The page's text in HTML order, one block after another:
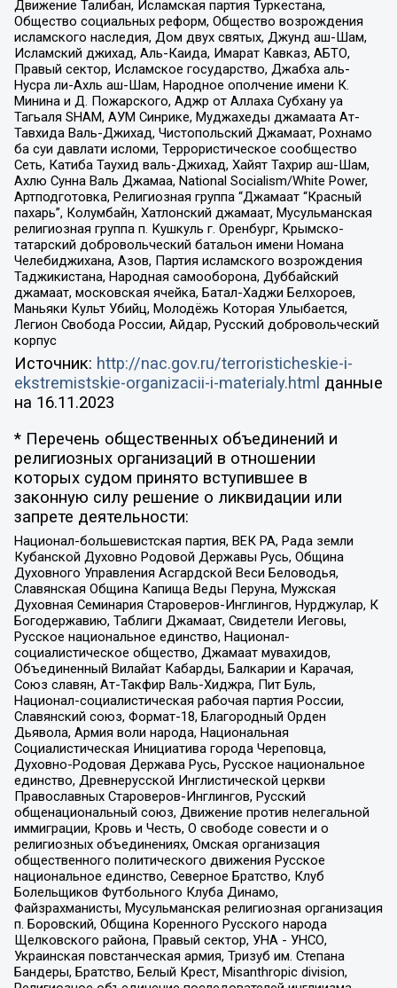
Движение Талибан, Исламская партия Туркестана,
Общество социальных реформ, Общество возрождения
исламского наследия, Дом двух святых, Джунд аш-Шам,
Исламский джихад, Аль-Каида, Имарат Кавказ, АБТО,
Правый сектор, Исламское государство, Джабха аль-
Нусра ли-Ахль аш-Шам, Народное ополчение имени К.
Минина и Д. Пожарского, Аджр от Аллаха Субхану уа
Тагьаля SHAM, АУМ Синрике, Муджахеды джамаата Ат-
Тавхида Валь-Джихад, Чистопольский Джамаат, Рохнамо
ба суи давлати исломи, Террористическое сообщество
Сеть, Катиба Таухид валь-Джихад, Хайят Тахрир аш-Шам,
Ахлю Сунна Валь Джамаа, National Socialism/White Power,
Артподготовка, Религиозная группа “Джамаат “Красный
пахарь”, Колумбайн, Хатлонский джамаат, Мусульманская
религиозная группа п. Кушкуль г. Оренбург, Крымско-
татарский добровольческий батальон имени Номана
Челебиджихана, Азов, Партия исламского возрождения
Таджикистана, Народная самооборона, Дуббайский
джамаат, московская ячейка, Батал-Хаджи Белхороев,
Маньяки Культ Убийц, Молодёжь Которая Улыбается,
Легион Свобода России, Айдар, Русский добровольческий
корпус
Источник: http://nac.gov.ru/terroristicheskie-i-
ekstremistskie-organizacii-i-materialy.html данные
на 16.11.2023
* Перечень общественных объединений и
религиозных организаций в отношении
которых судом принято вступившее в
законную силу решение о ликвидации или
запрете деятельности:
Национал-большевистская партия, ВЕК РА, Рада земли
Кубанской Духовно Родовой Державы Русь, Община
Духовного Управления Асгардской Веси Беловодья,
Славянская Община Капища Веды Перуна, Мужская
Духовная Семинария Староверов-Инглингов, Нурджулар, К
Богодержавию, Таблиги Джамаат, Свидетели Иеговы,
Русское национальное единство, Национал-
социалистическое общество, Джамаат мувахидов,
Объединенный Вилайат Кабарды, Балкарии и Карачая,
Союз славян, Ат-Такфир Валь-Хиджра, Пит Буль,
Национал-социалистическая рабочая партия России,
Славянский союз, Формат-18, Благородный Орден
Дьявола, Армия воли народа, Национальная
Социалистическая Инициатива города Череповца,
Духовно-Родовая Держава Русь, Русское национальное
единство, Древнерусской Инглистической церкви
Православных Староверов-Инглингов, Русский
общенациональный союз, Движение против нелегальной
иммиграции, Кровь и Честь, О свободе совести и о
религиозных объединениях, Омская организация
общественного политического движения Русское
национальное единство, Северное Братство, Клуб
Болельщиков Футбольного Клуба Динамо,
Файзрахманисты, Мусульманская религиозная организация
п. Боровский, Община Коренного Русского народа
Щелковского района, Правый сектор, УНА - УНСО,
Украинская повстанческая армия, Тризуб им. Степана
Бандеры, Братство, Белый Крест, Misanthropic division,